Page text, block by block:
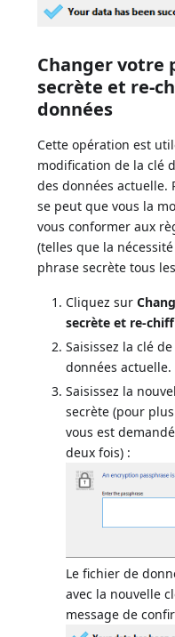
Changer votre
secrète et re-
données
Cette opération est
modification de la clé
des données actuelle.
se peut que vous la
vous conformer aux
(telles que la
phrase secrète tous
Cliquez sur
secrète et re-
Saisissez la clé
données actuelle.
Saisissez la
secrète (pour
vous est
deux fois) :
Le fichier de
avec la nouvelle
message de